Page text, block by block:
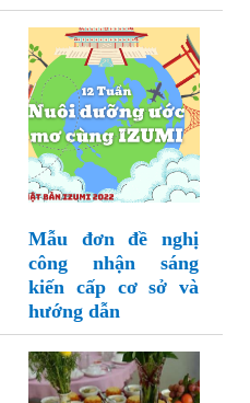
Mẫu đơn đề nghị
công nhận sáng
kiến cấp cơ sở và
hướng dẫn